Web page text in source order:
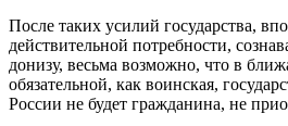
После таких усилий государства,
действительной потребности,
донизу, весьма возможно, что в
обязательной, как воинская,
России не будет гражданина, не